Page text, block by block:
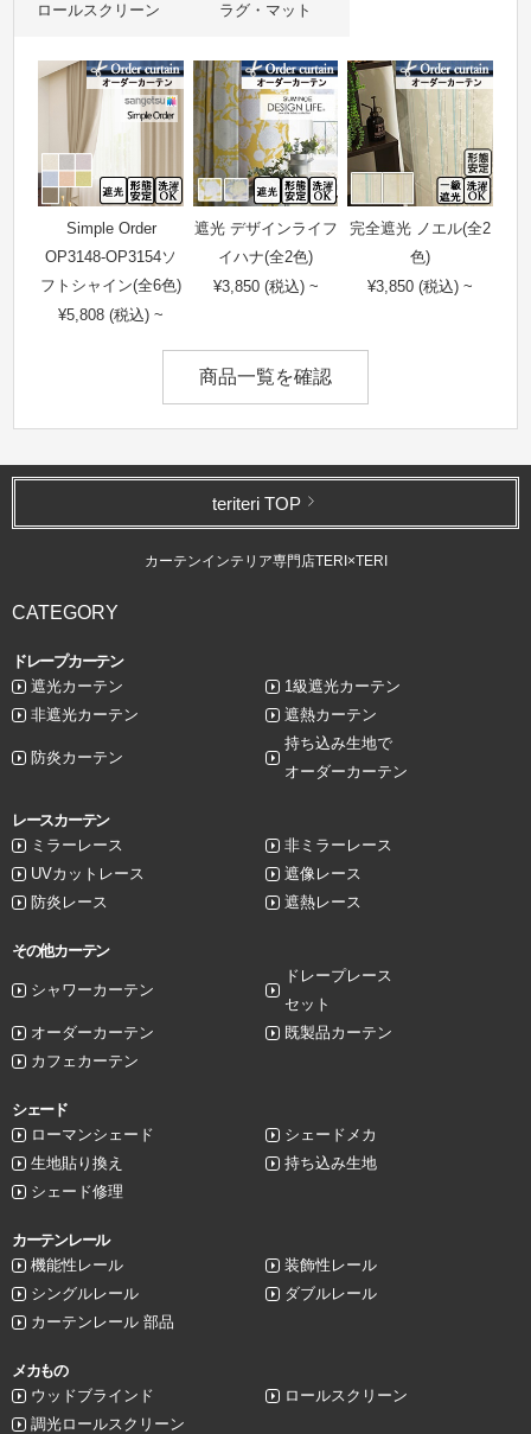
ロールスクリーン ラグ・マット
Simple Order
OP3148-OP3154ソ
フトシャイン(全6色)
¥5,808 (税込) ~
遮光 デザインライフ
イハナ(全2色)
¥3,850 (税込) ~
完全遮光 ノエル(全2
色)
¥3,850 (税込) ~
商品一覧を確認
teriteri TOP
カーテンインテリア専門店TERI×TERI
CATEGORY
ドレープカーテン
遮光カーテン
1級遮光カーテン
非遮光カーテン
遮熱カーテン
防炎カーテン
持ち込み生地で
オーダーカーテン
レースカーテン
ミラーレース
非ミラーレース
UVカットレース
遮像レース
防炎レース
遮熱レース
その他カーテン
シャワーカーテン
ドレープレース
セット
オーダーカーテン
既製品カーテン
カフェカーテン
シェード
ローマンシェード
シェードメカ
生地貼り換え
持ち込み生地
シェード修理
カーテンレール
機能性レール
装飾性レール
シングルレール
ダブルレール
カーテンレール 部品
メカもの
ウッドブラインド
ロールスクリーン
調光ロールスクリーン